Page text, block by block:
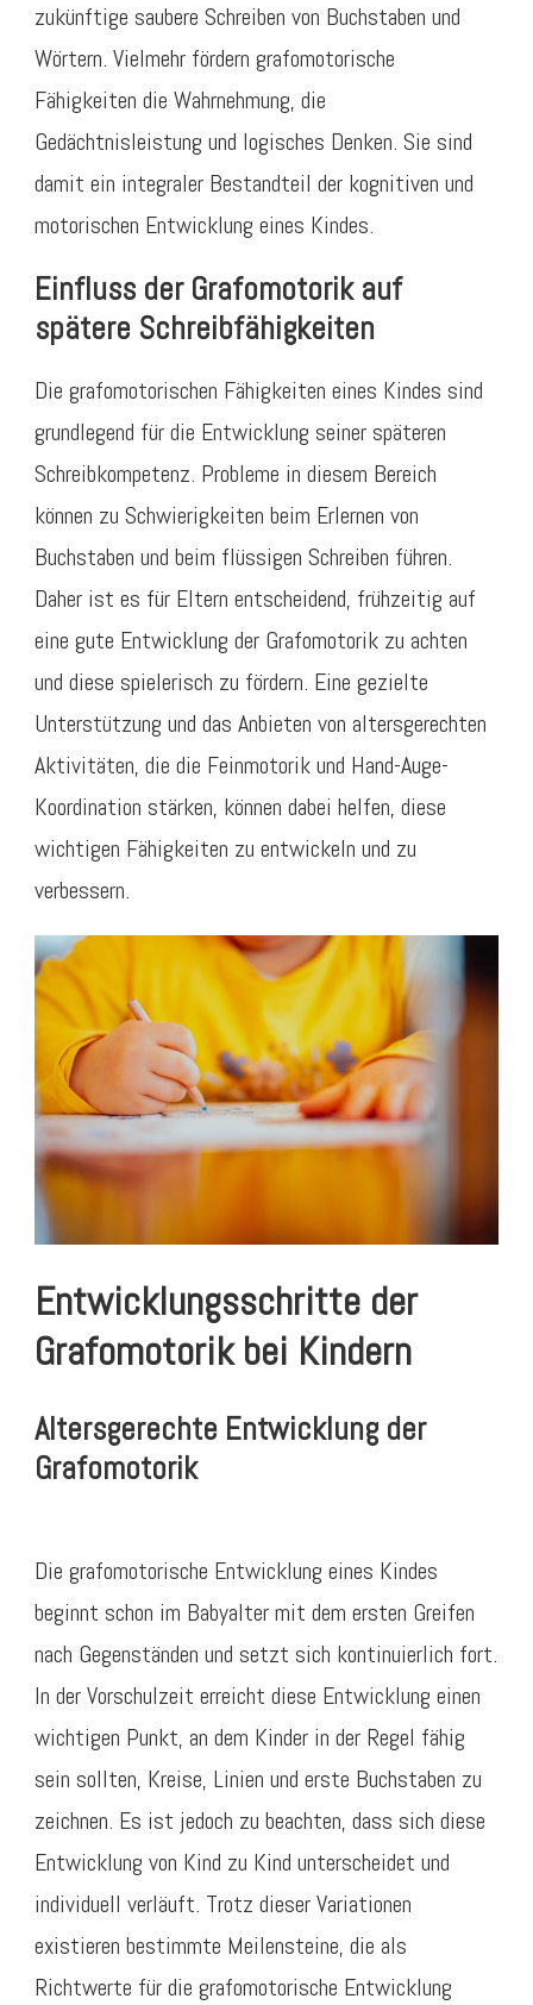
zukünftige saubere Schreiben von Buchstaben und
Wörtern. Vielmehr fördern grafomotorische
Fähigkeiten die Wahrnehmung, die
Gedächtnisleistung und logisches Denken. Sie sind
damit ein integraler Bestandteil der kognitiven und
motorischen Entwicklung eines Kindes.
Einfluss der Grafomotorik auf
spätere Schreibfähigkeiten
Die grafomotorischen Fähigkeiten eines Kindes sind
grundlegend für die Entwicklung seiner späteren
Schreibkompetenz. Probleme in diesem Bereich
können zu Schwierigkeiten beim Erlernen von
Buchstaben und beim flüssigen Schreiben führen.
Daher ist es für Eltern entscheidend, frühzeitig auf
eine gute Entwicklung der Grafomotorik zu achten
und diese spielerisch zu fördern. Eine gezielte
Unterstützung und das Anbieten von altersgerechten
Aktivitäten, die die Feinmotorik und Hand-Auge-
Koordination stärken, können dabei helfen, diese
wichtigen Fähigkeiten zu entwickeln und zu
verbessern.
Entwicklungsschritte der
Grafomotorik bei Kindern
Altersgerechte Entwicklung der
Grafomotorik
Die grafomotorische Entwicklung eines Kindes
beginnt schon im Babyalter mit dem ersten Greifen
nach Gegenständen und setzt sich kontinuierlich fort.
In der Vorschulzeit erreicht diese Entwicklung einen
wichtigen Punkt, an dem Kinder in der Regel fähig
sein sollten, Kreise, Linien und erste Buchstaben zu
zeichnen. Es ist jedoch zu beachten, dass sich diese
Entwicklung von Kind zu Kind unterscheidet und
individuell verläuft. Trotz dieser Variationen
existieren bestimmte Meilensteine, die als
Richtwerte für die grafomotorische Entwicklung